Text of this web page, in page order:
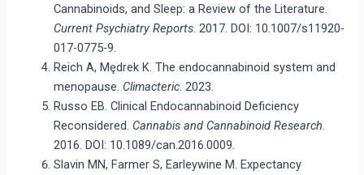
Cannabinoids, and Sleep: a Review of the Literature.
Current Psychiatry Reports. 2017. DOI: 10.1007/s11920-
017-0775-9.
Reich A, Mędrek K. The endocannabinoid system and
menopause. Climacteric. 2023.
Russo EB. Clinical Endocannabinoid Deficiency
Reconsidered. Cannabis and Cannabinoid Research.
2016. DOI: 10.1089/can.2016.0009.
Slavin MN, Farmer S, Earleywine M. Expectancy